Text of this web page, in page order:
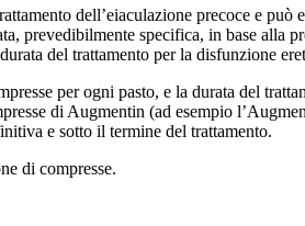
dell’eiaculazione precoce e
prevedibilmente specifica, in base
del trattamento per la disfunzione
per ogni pasto, e la durata del
di Augmentin (ad esempio
e sotto il termine del trattamento.
di compresse.